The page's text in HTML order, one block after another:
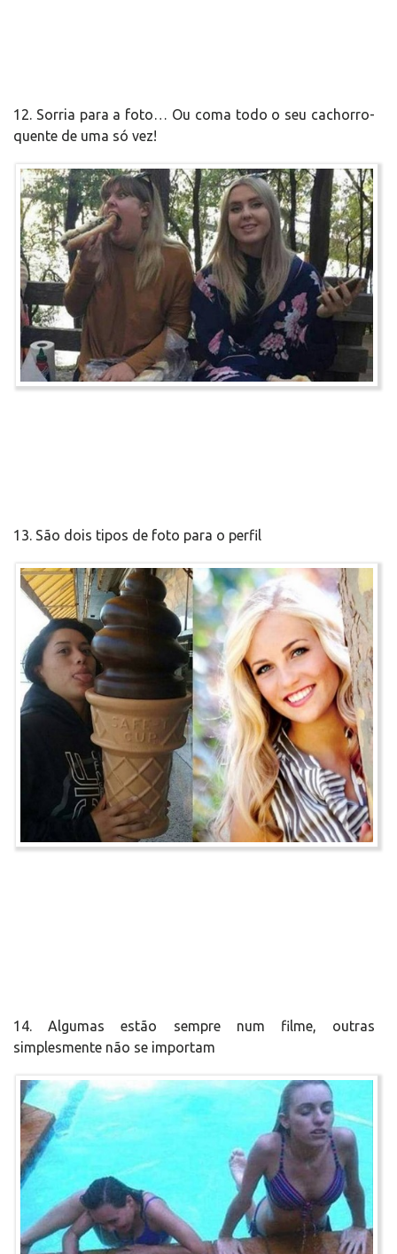
12. Sorria para a foto… Ou coma todo o seu cachorro-
quente de uma só vez!
13. São dois tipos de foto para o perfil
14. Algumas estão sempre num filme, outras
simplesmente não se importam